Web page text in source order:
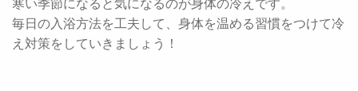
毎日の入浴方法を工夫して、身体を温める習慣をつけて冷
え対策をしていきましょう！